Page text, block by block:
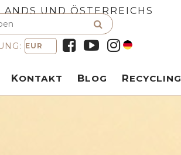
UND ÖSTERREICHS
KONTAKT BLOG RECYCLING